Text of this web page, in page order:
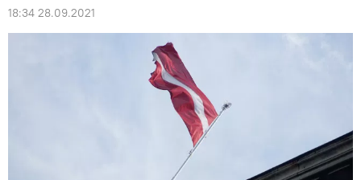
18:34 28.09.2021